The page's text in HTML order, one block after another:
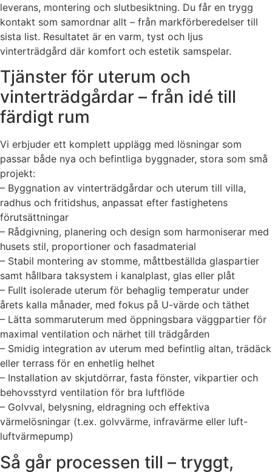
leverans, montering och slutbesiktning. Du får en trygg
kontakt som samordnar allt – från markförberedelser till
sista list. Resultatet är en varm, tyst och ljus
vinterträdgård där komfort och estetik samspelar.
Tjänster för uterum och
vinterträdgårdar – från idé till
färdigt rum
Vi erbjuder ett komplett upplägg med lösningar som
passar både nya och befintliga byggnader, stora som små
projekt:
– Byggnation av vinterträdgårdar och uterum till villa,
radhus och fritidshus, anpassat efter fastighetens
förutsättningar
– Rådgivning, planering och design som harmoniserar med
husets stil, proportioner och fasadmaterial
– Stabil montering av stomme, måttbeställda glaspartier
samt hållbara taksystem i kanalplast, glas eller plåt
– Fullt isolerade uterum för behaglig temperatur under
årets kalla månader, med fokus på U-värde och täthet
– Lätta sommaruterum med öppningsbara väggpartier för
maximal ventilation och närhet till trädgården
– Smidig integration av uterum med befintlig altan, trädäck
eller terrass för en enhetlig helhet
– Installation av skjutdörrar, fasta fönster, vikpartier och
behovsstyrd ventilation för bra luftflöde
– Golvval, belysning, eldragning och effektiva
värmelösningar (t.ex. golvvärme, infravärme eller luft-
luftvärmepump)
Så går processen till – tryggt,